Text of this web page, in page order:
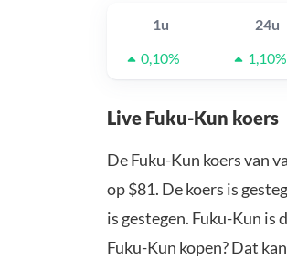
1u 24u
0,10%
1,10%
Live Fuku-Kun koers
De Fuku-Kun koers van
op $81. De koers is
is gestegen. Fuku-Kun
Fuku-Kun kopen? Dat